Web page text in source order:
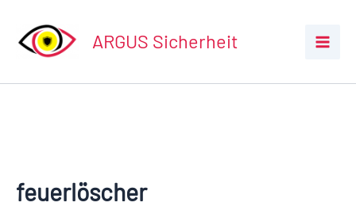
Inhalt
springen
ARGUS Sicherheit
feuerlöscher